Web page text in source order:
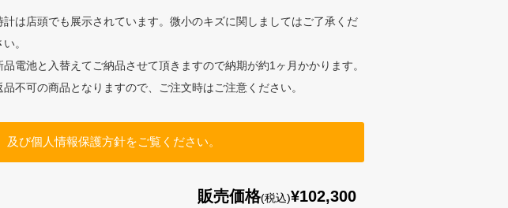
計は店頭でも展示されています。微小のキズに関しましてはご了承くだ
い。
品電池と入替えてご納品させて頂きますので納期が約1ヶ月かかります。
品不可の商品となりますので、ご注文時はご注意ください。
び個人情報保護方針をご覧ください。
販売価格(税込)¥102,300